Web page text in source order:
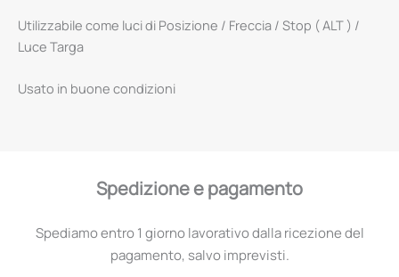
Utilizzabile come luci di Posizione / Freccia / Stop ( ALT ) /
Luce Targa
Usato in buone condizioni
Spedizione e pagamento
Spediamo entro 1 giorno lavorativo dalla ricezione del
pagamento, salvo imprevisti.